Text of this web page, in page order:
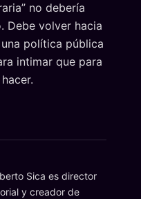
no debería
Debe volver hacia
política pública
intimar que para
Sica es director
y creador de